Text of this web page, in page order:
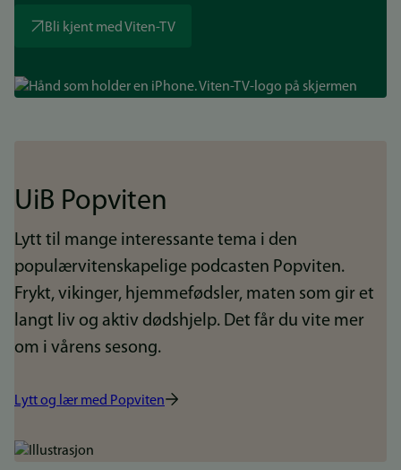
Bli kjent med Viten-TV
Bilde
UiB Popviten
Lytt til mange interessante tema i den
populærvitenskapelige podcasten Popviten.
Frykt, vikinger, hjemmefødsler, maten som gir et
langt liv og aktiv dødshjelp. Det får du vite mer
om i vårens sesong.
Lytt og lær med Popviten
Bilde